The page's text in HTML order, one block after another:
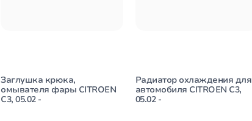
Заглушка крюка,
омывателя фары CITROEN
C3, 05.02 -
Радиатор охлаждения для
автомобиля CITROEN C3,
05.02 -